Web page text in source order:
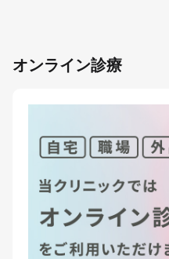
オンライン診療